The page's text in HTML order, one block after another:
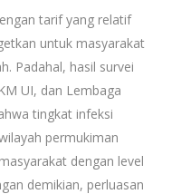
tarif yang relatif
untuk masyarakat
Padahal, hasil survei
UI, dan Lembaga
tingkat infeksi
permukiman
dengan level
demikian, perluasan